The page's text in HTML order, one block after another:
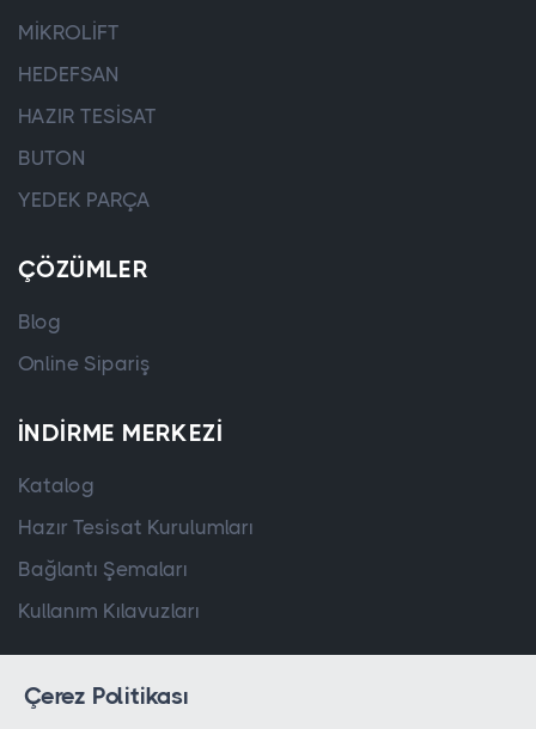
MİKROLİFT
HEDEFSAN
HAZIR TESİSAT
BUTON
YEDEK PARÇA
ÇÖZÜMLER
Blog
Online Sipariş
İNDIRME MERKEZI
Katalog
Hazır Tesisat Kurulumları
Bağlantı Şemaları
Kullanım Kılavuzları
Çerez Politikası